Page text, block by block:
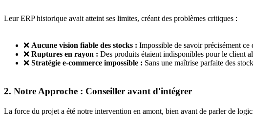
Leur ERP historique avait atteint ses limites, créant des problèmes critiques :
❌ Aucune vision fiable des stocks : Impossible de savoir précisément
❌ Ruptures en rayon : Des produits étaient indisponibles pour le client
❌ Stratégie e-commerce impossible : Sans une maîtrise parfaite des
2. Notre Approche : Conseiller avant d'intégrer
La force du projet a été notre intervention en amont, bien avant de parler de